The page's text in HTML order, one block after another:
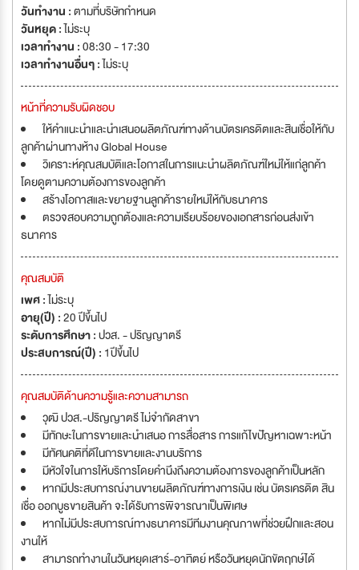
วันทำงาน :ตามที่บริษัทกำหนด
วันหยุด :ไม่ระบุ
เวลาทำงาน :08:30 - 17:30
เวลาทำงานอื่นๆ :ไม่ระบุ
หน้าที่ความรับผิดชอบ
ให้คำแนะนำและนำเสนอผลิตภัณฑ์ทางด้านบัตรเครดิตและสินเชื่อให้กับ
ลูกค้าผ่านทางห้าง Global House
วิเคราะห์คุณสมบัติและโอกาสในการแนะนำผลิตภัณฑ์ใหม่ให้แก่ลูกค้า
โดยดูตามความต้องการของลูกค้า
สร้างโอกาสและขยายฐานลูกค้ารายใหม่ให้กับธนาคาร
ตรวจสอบความถูกต้องและความเรียบร้อยของเอกสารก่อนส่งเข้า
ธนาคาร
คุณสมบัติ
เพศ :ไม่ระบุ
อายุ(ปี) :20 ปีขึ้นไป
ระดับการศึกษา :ปวส. - ปริญญาตรี
ประสบการณ์(ปี) : 1ปีขึ้นไป
คุณสมบัติด้านความรู้และความสามารถ
วุฒิ ปวส.-ปริญญาตรี ไม่จำกัดสาขา
มีทักษะในการขายและนำเสนอ การสื่อสาร การแก้ไขปัญหาเฉพาะหน้า
มีทัศนคติที่ดีในการขายและงานบริการ
มีหัวใจในการให้บริการโดยคำนึงถึงความต้องการของลูกค้าเป็นหลัก
หากมีประสบการณ์งานขายผลิตภัณฑ์ทางการเงิน เช่น บัตรเครดิต สิน
เชื่อ ออกบูธขายสินค้า จะได้รับการพิจารณาเป็นพิเศษ
หากไม่มีประสบการณ์ทางธนาคารมีทีมงานคุณภาพที่ช่วยฝึกและสอน
งานให้
สามารถทำงานในวันหยุดเสาร์-อาทิตย์ หรือวันหยุดนักขัตฤกษ์ได้